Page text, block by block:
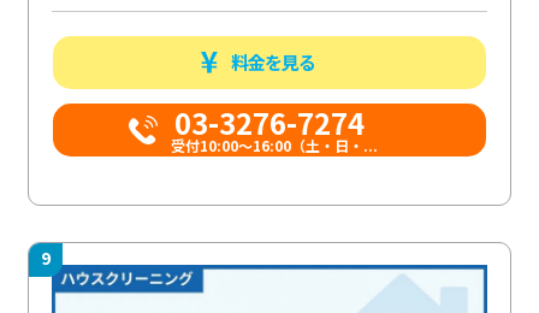
料金を見る
03-3276-7274
受付10:00〜16:00（土・日・...
9